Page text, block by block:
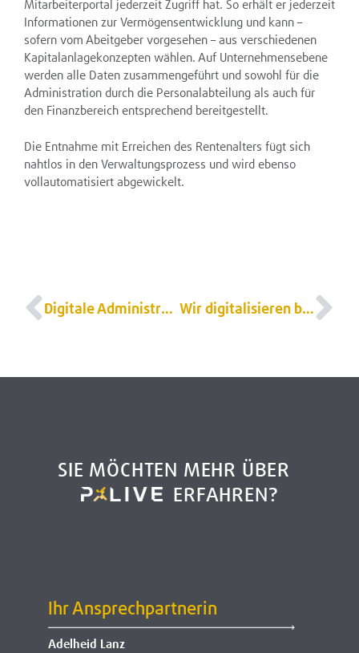
Mitarbeiterportal jederzeit Zugriff hat. So erhält er jederzeit
Informationen zur Vermögensentwicklung und kann –
sofern vom Abeitgeber vorgesehen – aus verschiedenen
Kapitalanlagekonzepten wählen. Auf Unternehmensebene
werden alle Daten zusammengeführt und sowohl für die
Administration durch die Personalabteilung als auch für
den Finanzbereich entsprechend bereitgestellt.
Die Entnahme mit Erreichen des Rentenalters fügt sich
nahtlos in den Verwaltungsprozess und wird ebenso
vollautomatisiert abgewickelt.
Digitale Administration eines ZWK-Systems Wir digitalisieren bAV-Prozesse
SIE MÖCHTEN MEHR ÜBER
ERFAHREN?
Ihr Ansprechpartnerin
Adelheid Lanz